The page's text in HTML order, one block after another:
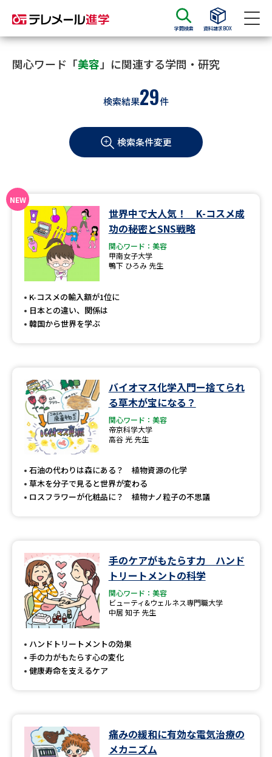
学問検索 資料請求BOX
資料請求 資料検索
大学・短大の資料種類から請求
学部・学科パンフ
過去問題集
大学・短大以外の資料から請求
専門学校の資料請求 大学院の資料請求
留学・進学関連、塾・予備校
高等学校（情報）教員資格認定
大学研究
大学で学べる内容や特徴を調べる
データサイエンス特集 奨学金・特待生制度特集
デジタルパンフレット 進路の３択
新学年スタート号特集ページ
（高3生用）
SELFBRAND特集ページ
オープンキャンパス検索 実施プログラムから探す
関心ワード「美容 」に関連する学問・研究
検索結果29件
検索条件変更
世界中で大人気！ K-コスメ成
功の秘密とSNS戦略
関心ワード：美容
甲南女子大学
鴨下 ひろみ 先生
K-コスメの輸入額が1位に
日本との違い、関係は
韓国から世界を学ぶ
バイオマス化学入門ー捨てられ
る草木が宝になる？
関心ワード：美容
帝京科学大学
高谷 光 先生
石油の代わりは森にある？ 植物資源の化学
草木を分子で見ると世界が変わる
ロスフラワーが化粧品に？ 植物ナノ粒子の不思議
手のケアがもたらす力 ハンド
トリートメントの科学
関心ワード：美容
ビューティ&ウェルネス専門職大学
中居 知子 先生
ハンドトリートメントの効果
手の力がもたらす心の変化
健康寿命を支えるケア
痛みの緩和に有効な電気治療の
メカニズム